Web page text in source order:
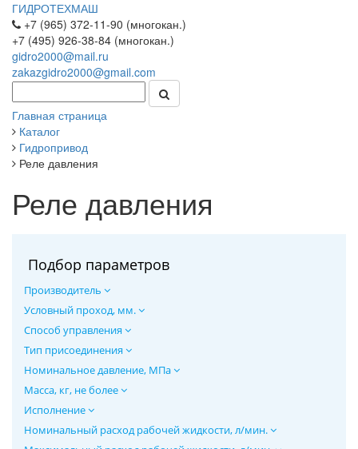
ГИДРОТЕХМАШ
+7 (965) 372-11-90 (многокан.)
+7 (495) 926-38-84 (многокан.)
gidro2000@mail.ru
zakazgidro2000@gmail.com
Главная страница
Каталог
Гидропривод
Реле давления
Реле давления
Подбор параметров
Производитель
Условный проход, мм.
Способ управления
Тип присоединения
Номинальное давление, МПа
Масса, кг, не более
Исполнение
Номинальный расход рабочей жидкости, л/мин.